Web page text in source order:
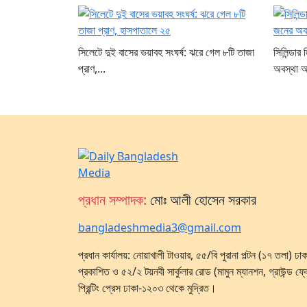
সিলেটে দুই বাসের ভয়াবহ সংঘর্ষ: ঝরে গেল ৮টি তাজা
প্রাণ,...
অবস্থা
প্রধান সম্পাদক: মোঃ আলী হোসেন সরকার
bangladeshmedia3@gmail.com
প্রধান কার্যালয়: নোয়াখালী টাওয়ার, ৫৫/বি পুরানা পল্টন (১৭ তলা)
প্রকাশিত ও ৫২/২ টয়নবী সার্কুলার রোড (মামুন ম্যানশন, গ্রাউন্ড
প্রিন্টিং প্রেস ঢাকা-১২০৩ থেকে মুদ্রিত।